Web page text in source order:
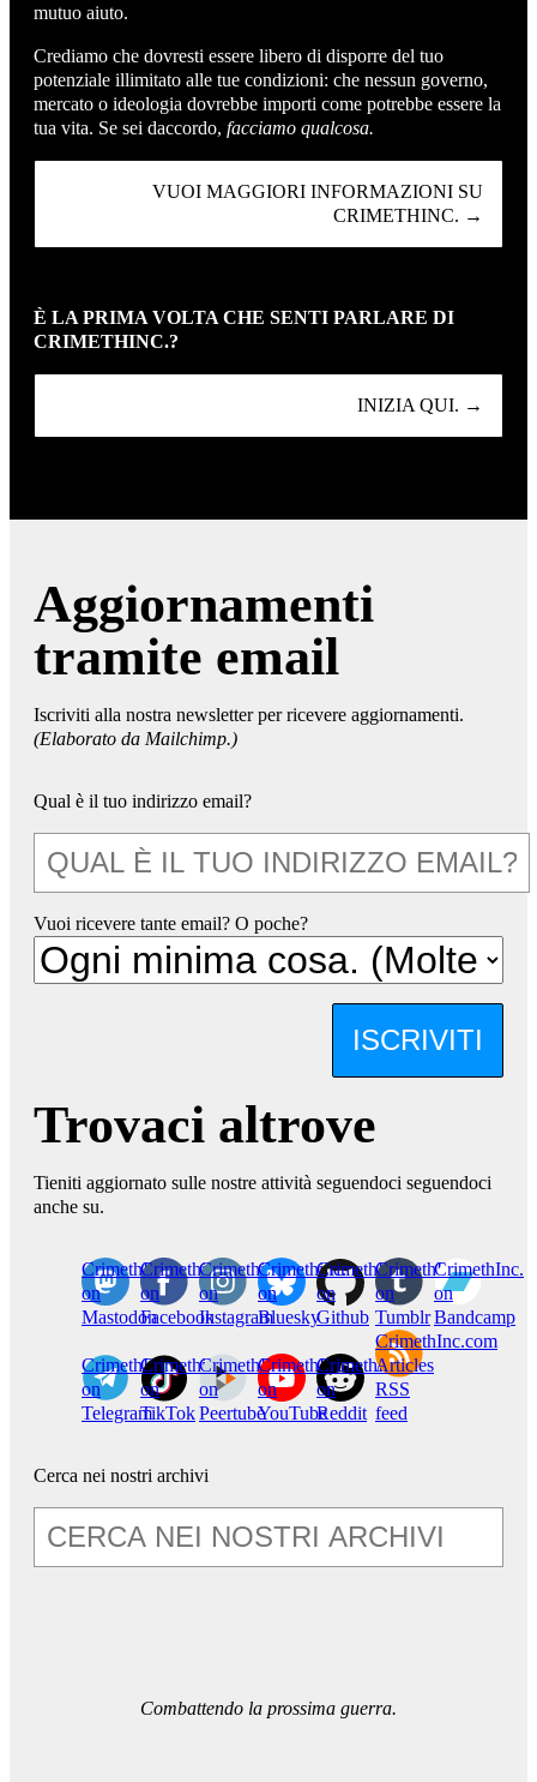
mutuo aiuto.
Crediamo che dovresti essere libero di disporre del tuo
potenziale illimitato alle tue condizioni: che nessun governo,
mercato o ideologia dovrebbe importi come potrebbe essere la
tua vita. Se sei daccordo, facciamo qualcosa.
VUOI MAGGIORI INFORMAZIONI SU
CRIMETHINC. →
È LA PRIMA VOLTA CHE SENTI PARLARE DI
CRIMETHINC.?
INIZIA QUI. →
Aggiornamenti
tramite email
Iscriviti alla nostra newsletter per ricevere aggiornamenti.
(Elaborato da Mailchimp.)
Qual è il tuo indirizzo email?
Vuoi ricevere tante email? O poche?
ISCRIVITI
Trovaci altrove
Tieniti aggiornato sulle nostre attività seguendoci seguendoci
anche su.
CrimethInc.
on
Mastodon
Crimethinc.
on
Facebook
Crimethinc.
on
Instagram
Crimethinc.
on
Bluesky
CrimethInc.
on
Github
CrimethInc.
on
Tumblr
CrimethInc.
on
Bandcamp
CrimethInc.
on
Telegram
Crimethinc.
on
TikTok
CrimethInc.
on
Peertube
CrimethInc.
on
YouTube
CrimethInc.
on
Reddit
CrimethInc.com
Articles
RSS
feed
Cerca nei nostri archivi
Combattendo la prossima guerra.